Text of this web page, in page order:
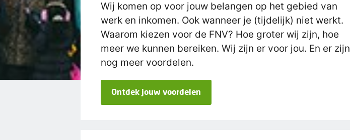
Wij komen op voor jouw belangen op het gebied van
werk en inkomen. Ook wanneer je (tijdelijk) niet werkt.
Waarom kiezen voor de FNV? Hoe groter wij zijn, hoe
meer we kunnen bereiken. Wij zijn er voor jou. En er zijn
nog meer voordelen.
Ontdek jouw voordelen